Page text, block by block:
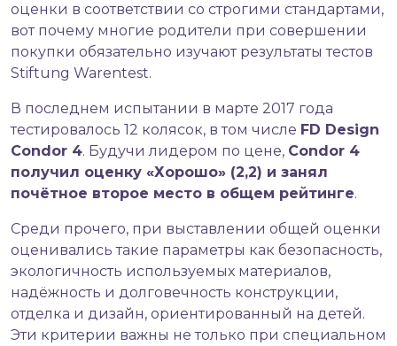
оценки в соответствии со строгими стандартами,
вот почему многие родители при совершении
покупки обязательно изучают результаты тестов
Stiftung Warentest.
В последнем испытании в марте 2017 года
тестировалось 12 колясок, в том числе FD Design
Condor 4. Будучи лидером по цене, Condor 4
получил оценку «Хорошо» (2,2) и занял
почётное второе место в общем рейтинге.
Среди прочего, при выставлении общей оценки
оценивались такие параметры как безопасность,
экологичность используемых материалов,
надёжность и долговечность конструкции,
отделка и дизайн, ориентированный на детей.
Эти критерии важны не только при специальном